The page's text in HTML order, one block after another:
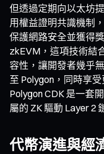
但透過定期向以太坊
用權益證明共識機制
保護網路安全並獲得
zkEVM，這項技術結
容性，讓開發者幾乎
至 Polygon，同時享
Polygon CDK 是一套
屬的 ZK 驅動 Layer 2
代幣演進與經